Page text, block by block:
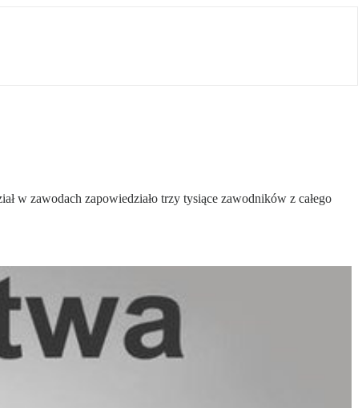
w zawodach zapowiedziało trzy tysiące zawodników z całego